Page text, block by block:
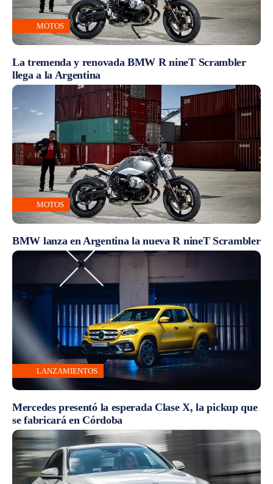
MOTOS
La tremenda y renovada BMW R nineT Scrambler
llega a la Argentina
MOTOS
BMW lanza en Argentina la nueva R nineT Scrambler
LANZAMIENTOS
Mercedes presentó la esperada Clase X, la pickup que
se fabricará en Córdoba